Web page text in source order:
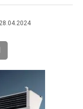
28.04.2024